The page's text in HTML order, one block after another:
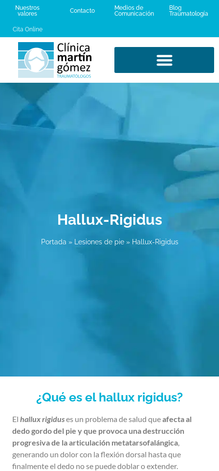
Nuestros
valores
Contacto
Medios de
Comunicación
Blog
Traumatología
Cita Online
Hallux-Rigidus
Portada » Lesiones de pie» Hallux-Rigidus
¿Qué es el hallux rigidus?
El hallux rigiduses un problema de salud queafecta al
dedo gordo del pie y que provoca una destrucción
progresiva de la articulación metatarsofalángica,
generando un dolor con la flexión dorsal hasta que
finalmente el dedo no se puede doblar o extender.